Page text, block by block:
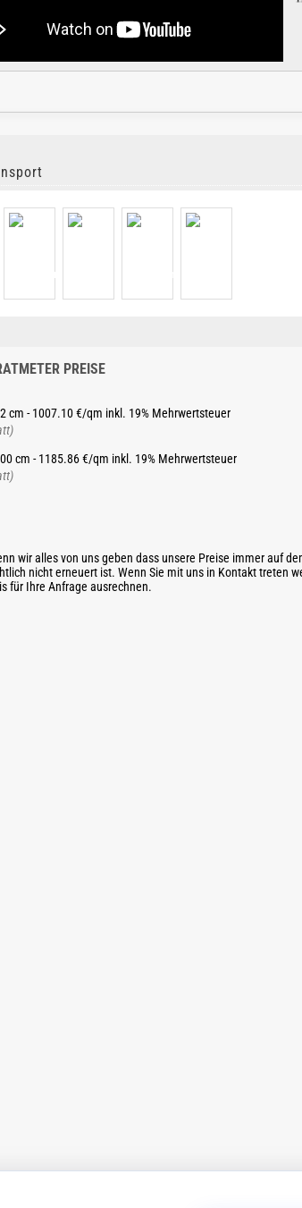
PREISE
cm - 1007.10 €/qm inkl. 19% Mehrwertsteuer
cm - 1185.86 €/qm inkl. 19% Mehrwertsteuer
wir alles von uns geben dass unsere Preise immer auf
nicht erneuert ist. Wenn Sie mit uns in Kontakt treten
für Ihre Anfrage ausrechnen.